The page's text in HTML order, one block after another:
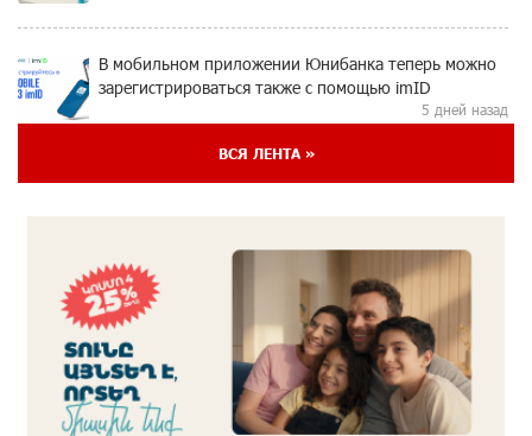
В мобильном приложении Юнибанка теперь можно
зарегистрироваться также с помощью imID
5 дней назад
«Бесплатные бонусы в играх»: IDBank
ЕАЭС со временем будет расширяться. Когда-нибудь
это поймёт и рядовой армянин, но будет уже поздно
8 дней назад
Если Израиль использует тему Геноцида армян
ВСЯ ЛЕНТА »